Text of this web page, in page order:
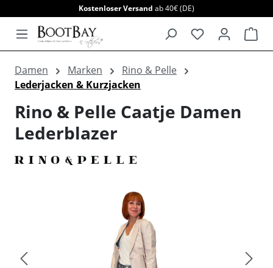
Kostenloser Versand ab 40€ (DE)
Damen Marken
Rino & Pelle
Lederjacken & Kurzjacken
Rino & Pelle Caatje Damen
Lederblazer
Bildergalerie überspringen